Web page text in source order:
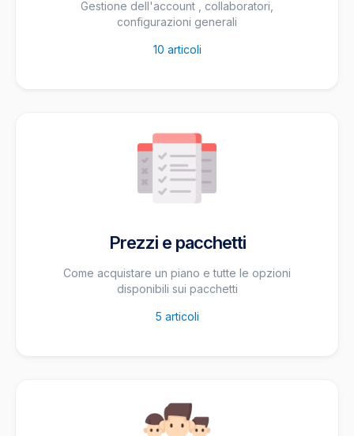
Gestione dell'account , collaboratori,
configurazioni generali
10 articoli
Prezzi e pacchetti
Come acquistare un piano e tutte le opzioni
disponibili sui pacchetti
5 articoli